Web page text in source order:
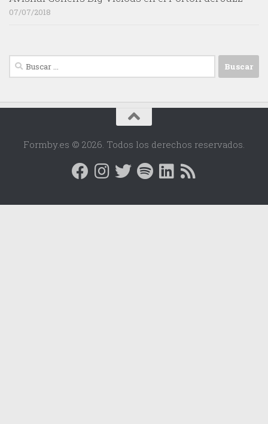
07/07/2018
Buscar:
Formby.es © 2026. Todos los derechos reservados.